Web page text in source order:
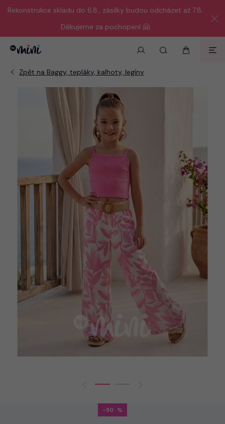
Rekonstrukce skladu do 6.8., zásilky budou odcházet až 7.8.
Děkujeme za pochopení 🤗
-50